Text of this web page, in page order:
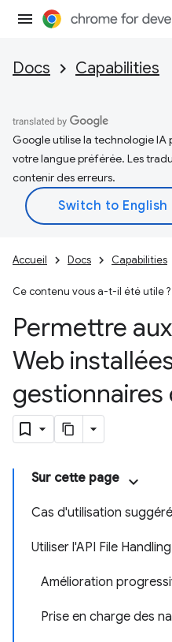
Docs Capabilities
Google utilise la technologie
votre langue préférée. Les
contenir des erreurs.
Accueil Docs Capabilities
Ce contenu vous a-t-il été utile ?
Permettre
Web
gestionnaires
Sur cette page
Cas d'utilisation
Utiliser l'API File Handling
Amélioration
Prise en charge des